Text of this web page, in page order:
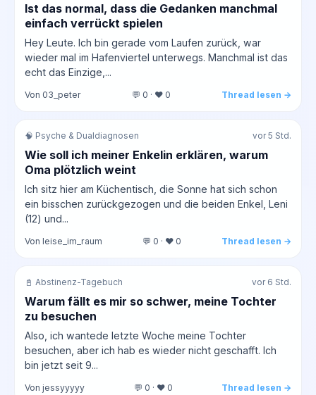
Ist das normal, dass die Gedanken manchmal
einfach verrückt spielen
Hey Leute. Ich bin gerade vom Laufen zurück, war
wieder mal im Hafenviertel unterwegs. Manchmal ist das
echt das Einzige,...
Von 03_peter 💬 0 · ❤️ 0 Thread lesen →
🧠 Psyche & Dualdiagnosen vor 5 Std.
Wie soll ich meiner Enkelin erklären, warum
Oma plötzlich weint
Ich sitz hier am Küchentisch, die Sonne hat sich schon
ein bisschen zurückgezogen und die beiden Enkel, Leni
(12) und...
Von leise_im_raum 💬 0 · ❤️ 0 Thread lesen →
📓 Abstinenz-Tagebuch vor 6 Std.
Warum fällt es mir so schwer, meine Tochter
zu besuchen
Also, ich wantede letzte Woche meine Tochter
besuchen, aber ich hab es wieder nicht geschafft. Ich
bin jetzt seit 9...
Von jessyyyyy 💬 0 · ❤️ 0 Thread lesen →